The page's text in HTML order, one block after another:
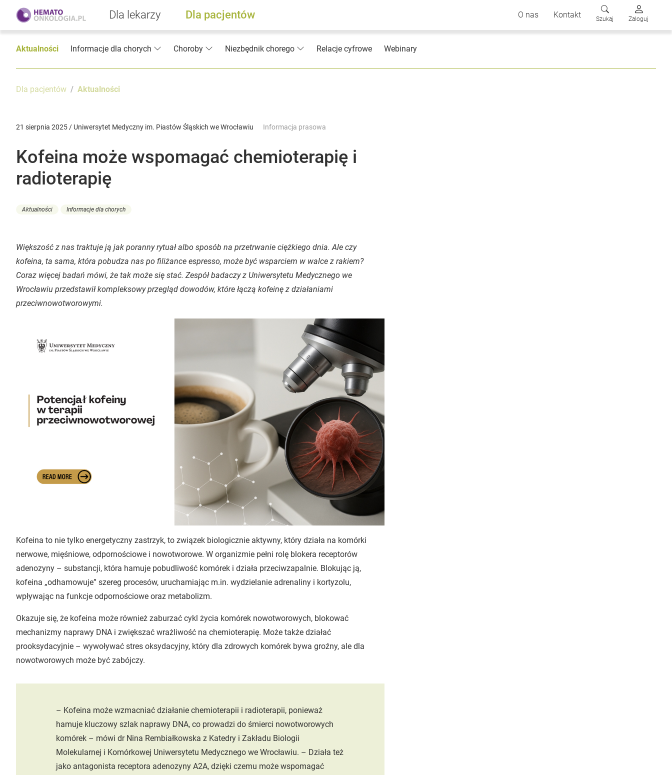
Dla lekarzy Dla pacjentów O nas Kontakt Szukaj Zaloguj
Aktualności Informacje dla chorych Choroby Niezbędnik chorego Relacje cyfrowe Webinary
Dla pacjentów Aktualności
21 sierpnia 2025 / Uniwersytet Medyczny im. Piastów Śląskich we Wrocławiu Informacja prasowa
Kofeina może wspomagać chemioterapię i
radioterapię
Aktualności Informacje dla chorych
Większość z nas traktuje ją jak poranny rytuał albo sposób na przetrwanie ciężkiego dnia. Ale czy
kofeina, ta sama, która pobudza nas po filiżance espresso, może być wsparciem w walce z rakiem?
Coraz więcej badań mówi, że tak może się stać. Zespół badaczy z Uniwersytetu Medycznego we
Wrocławiu przedstawił kompleksowy przegląd dowodów, które łączą kofeinę z działaniami
przeciwnowotworowymi.
Kofeina to nie tylko energetyczny zastrzyk, to związek biologicznie aktywny, który działa na komórki
nerwowe, mięśniowe, odpornościowe i nowotworowe. W organizmie pełni rolę blokera receptorów
adenozyny – substancji, która hamuje pobudliwość komórek i działa przeciwzapalnie. Blokując ją,
kofeina „odhamowuje” szereg procesów, uruchamiając m.in. wydzielanie adrenaliny i kortyzolu,
wpływając na funkcje odpornościowe oraz metabolizm.
Okazuje się, że kofeina może również zaburzać cykl życia komórek nowotworowych, blokować
mechanizmy naprawy DNA i zwiększać wrażliwość na chemioterapię. Może także działać
prooksydacyjnie – wywoływać stres oksydacyjny, który dla zdrowych komórek bywa groźny, ale dla
nowotworowych może być zabójczy.
– Kofeina może wzmacniać działanie chemioterapii i radioterapii, ponieważ
hamuje kluczowy szlak naprawy DNA, co prowadzi do śmierci nowotworowych
komórek – mówi dr Nina Rembiałkowska z Katedry i Zakładu Biologii
Molekularnej i Komórkowej Uniwersytetu Medycznego we Wrocławiu. – Działa też
jako antagonista receptora adenozyny A2A, dzięki czemu może wspomagać